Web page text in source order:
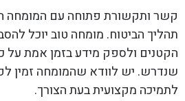
קשר ותקשורת פתוחה עם המומחה
תהליך הביטוח. מומחה טוב יוכל
הקטנים ולספק מידע בזמן אמת על
שנדרש. יש לוודא שהמומחה זמין
לתמיכה מקצועית בעת הצורך.